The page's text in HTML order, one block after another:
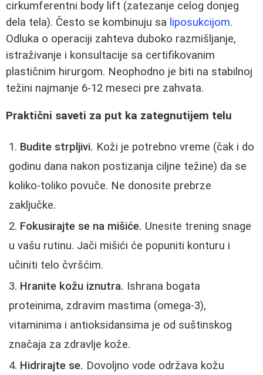
cirkumferentni body lift (zatezanje celog donjeg
dela tela). Često se kombinuju sa liposukcijom.
Odluka o operaciji zahteva duboko razmišljanje,
istraživanje i konsultacije sa certifikovanim
plastičnim hirurgom. Neophodno je biti na stabilnoj
težini najmanje 6-12 meseci pre zahvata.
Praktični saveti za put ka zategnutijem telu
Budite strpljivi. Koži je potrebno vreme (čak i do
godinu dana nakon postizanja ciljne težine) da se
koliko-toliko povuče. Ne donosite prebrze
zaključke.
Fokusirajte se na mišiće. Unesite trening snage
u vašu rutinu. Jači mišići će popuniti konturu i
učiniti telo čvršćim.
Hranite kožu iznutra. Ishrana bogata
proteinima, zdravim mastima (omega-3),
vitaminima i antioksidansima je od suštinskog
značaja za zdravlje kože.
Hidrirajte se. Dovoljno vode održava kožu